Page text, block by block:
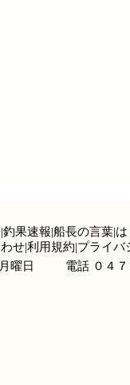
|釣果速報|船長の言葉|
せ|利用規約|プライバ
曜日
電話 ０４